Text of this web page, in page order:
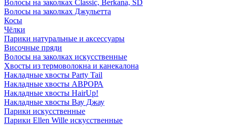
Волосы на заколках Classic, Berkana, SD
Волосы на заколках Джульетта
Косы
Чёлки
Парики натуральные и аксессуары
Височные пряди
Волосы на заколках искусственные
Хвосты из термоволокна и канекалона
Накладные хвосты Party Tail
Накладные хвосты АВРОРА
Накладные хвосты HairUp!
Накладные хвосты Вау Джау
Парики искусственные
Парики Ellen Wille искусственные